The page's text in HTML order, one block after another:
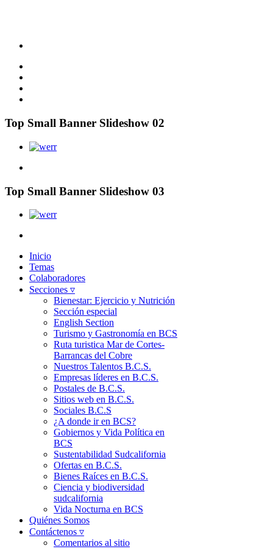
Top Small Banner Slideshow 02
Top Small Banner Slideshow 03
Inicio
Temas
Colaboradores
Secciones ▿
Bienestar: Ejercicio y Nutrición
Sección especial
English Section
Turismo y Gastronomía en BCS
Ruta turistica Mar de Cortes-
Barrancas del Cobre
Nuestros Talentos B.C.S.
Empresas líderes en B.C.S.
Postales de B.C.S.
Sitios web en B.C.S.
Sociales B.C.S
¿A donde ir en BCS?
Gobiernos y Vida Política en
BCS
Sustentabilidad Sudcalifornia
Ofertas en B.C.S.
Bienes Raíces en B.C.S.
Ciencia y biodiversidad
sudcalifornia
Vida Nocturna en BCS
Quiénes Somos
Contáctenos ▿
Comentarios al sitio